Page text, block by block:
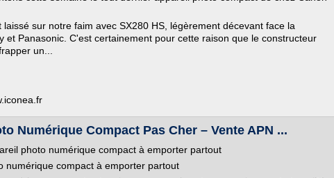
laissé sur notre faim avec SX280 HS, légèrement décevant face la
et Panasonic. C'est certainement pour cette raison que le constructeur
un...
Numérique Compact Pas Cher – Vente APN ...
photo numérique compact à emporter partout
numérique compact à emporter partout